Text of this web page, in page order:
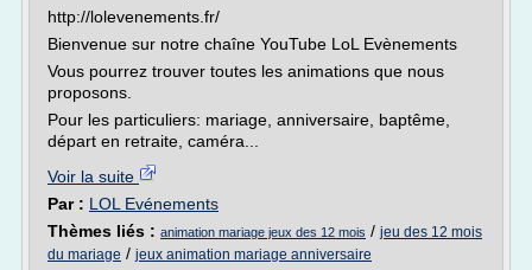
http://lolevenements.fr/
Bienvenue sur notre chaîne YouTube LoL Evènements
Vous pourrez trouver toutes les animations que nous
proposons.
Pour les particuliers: mariage, anniversaire, baptême,
départ en retraite, caméra...
Voir la suite
Par : LOL Evénements
Thèmes liés : animation mariage jeux des 12 mois / jeu des 12 mois
du mariage / jeux animation mariage anniversaire